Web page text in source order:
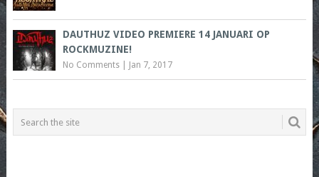
DAUTHUZ VIDEO PREMIERE 14 JANUARI OP
ROCKMUZINE!
No Comments| Jan 7, 2017